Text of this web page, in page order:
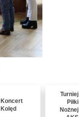
Koncert
Kolęd
Turniej
Piłki
Nożnej